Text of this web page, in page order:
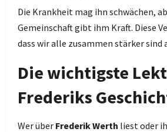
Die Krankheit mag ihn schwächen,
Gemeinschaft gibt ihm Kraft. Diese
dass wir alle zusammen stärker sind
Die wichtigste
Frederiks
Wer über Frederik Werth liest oder